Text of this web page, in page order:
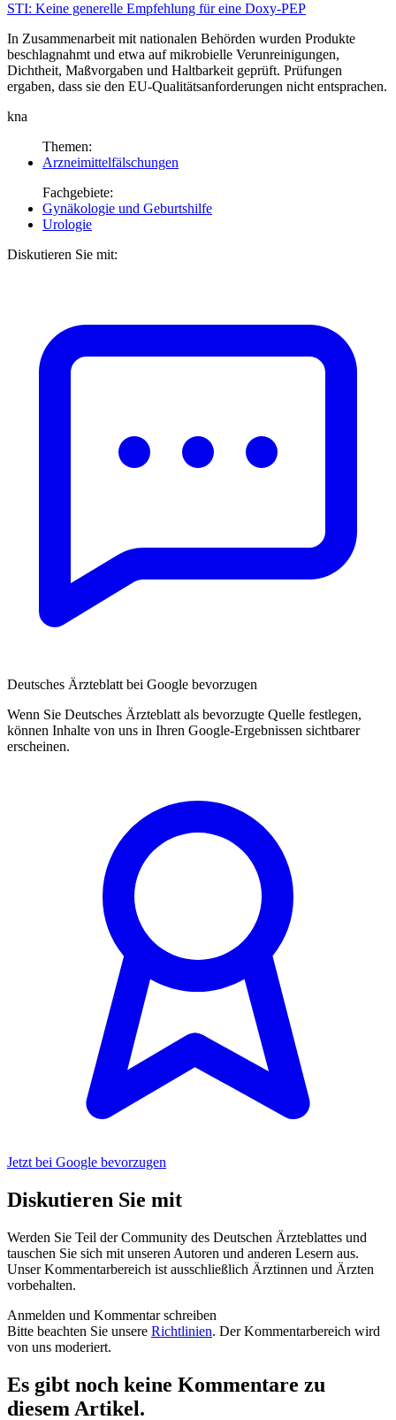
STI: Keine generelle Empfehlung für eine Doxy-PEP
In Zusammenarbeit mit nationalen Behörden wurden Produkte
beschlagnahmt und etwa auf mikrobielle Verunreinigungen,
Dichtheit, Maßvorgaben und Haltbarkeit geprüft. Prüfungen
ergaben, dass sie den EU-Qualitätsanforderungen nicht entsprachen.
kna
Themen:
Arzneimittelfälschungen
Fachgebiete:
Gynäkologie und Geburtshilfe
Urologie
Diskutieren Sie mit:
Deutsches Ärzteblatt bei Google bevorzugen
Wenn Sie Deutsches Ärzteblatt als bevorzugte Quelle festlegen,
können Inhalte von uns in Ihren Google-Ergebnissen sichtbarer
erscheinen.
Jetzt bei Google bevorzugen
Diskutieren Sie mit
Werden Sie Teil der Community des Deutschen Ärzteblattes und
tauschen Sie sich mit unseren Autoren und anderen Lesern aus.
Unser Kommentarbereich ist ausschließlich Ärztinnen und Ärzten
vorbehalten.
Anmelden und Kommentar schreiben
Bitte beachten Sie unsere Richtlinien. Der Kommentarbereich wird
von uns moderiert.
Es gibt noch keine Kommentare zu
diesem Artikel.